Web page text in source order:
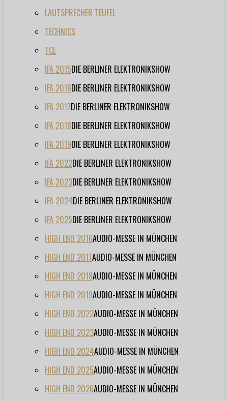
LAUTSPRECHER TEUFEL
TECHNICS
TCL
IFA 2015DIE BERLINER ELEKTRONIKSHOW
IFA 2016DIE BERLINER ELEKTRONIKSHOW
IFA 2017DIE BERLINER ELEKTRONIKSHOW
IFA 2018DIE BERLINER ELEKTRONIKSHOW
IFA 2019DIE BERLINER ELEKTRONIKSHOW
IFA 2022DIE BERLINER ELEKTRONIKSHOW
IFA 2023DIE BERLINER ELEKTRONIKSHOW
IFA 2024DIE BERLINER ELEKTRONIKSHOW
IFA 2025DIE BERLINER ELEKTRONIKSHOW
HIGH END 2016AUDIO-MESSE IN MÜNCHEN
HIGH END 2017AUDIO-MESSE IN MÜNCHEN
HIGH END 2018AUDIO-MESSE IN MÜNCHEN
HIGH END 2019AUDIO-MESSE IN MÜNCHEN
HIGH END 2022AUDIO-MESSE IN MÜNCHEN
HIGH END 2023AUDIO-MESSE IN MÜNCHEN
HIGH END 2024AUDIO-MESSE IN MÜNCHEN
HIGH END 2025AUDIO-MESSE IN MÜNCHEN
HIGH END 2026AUDIO-MESSE IN MÜNCHEN